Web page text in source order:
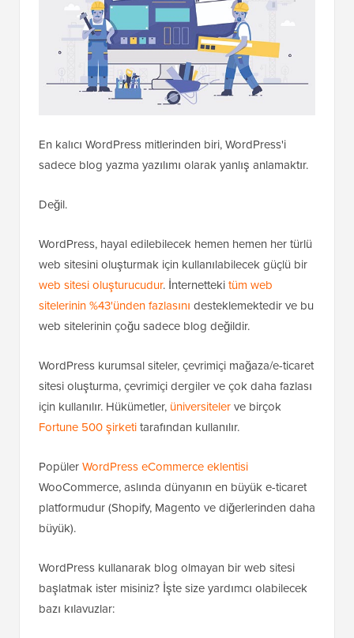
En kalıcı WordPress mitlerinden biri, WordPress'i
sadece blog yazma yazılımı olarak yanlış anlamaktır.
Değil.
WordPress, hayal edilebilecek hemen hemen her türlü
web sitesini oluşturmak için kullanılabilecek güçlü bir
web sitesi oluşturucudur. İnternettekitüm web
sitelerinin %43'ünden fazlasını desteklemektedir ve bu
web sitelerinin çoğu sadece blog değildir.
WordPress kurumsal siteler, çevrimiçi mağaza/e-ticaret
sitesi oluşturma, çevrimiçi dergiler ve çok daha fazlası
için kullanılır. Hükümetler, üniversitelerve birçok
Fortune 500 şirketitarafından kullanılır.
PopülerWordPress eCommerce eklentisi
WooCommerce, aslında dünyanın en büyük e-ticaret
platformudur (Shopify, Magento ve diğerlerinden daha
büyük).
WordPress kullanarak blog olmayan bir web sitesi
başlatmak ister misiniz? İşte size yardımcı olabilecek
bazı kılavuzlar: